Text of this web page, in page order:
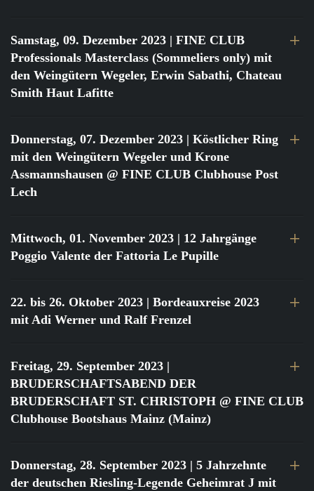
Samstag, 09. Dezember 2023 | FINE CLUB
Professionals Masterclass (Sommeliers only) mit
den Weingütern Wegeler, Erwin Sabathi, Chateau
Smith Haut Lafitte
Donnerstag, 07. Dezember 2023 | Köstlicher Ring
mit den Weingütern Wegeler und Krone
Assmannshausen @ FINE CLUB Clubhouse Post
Lech
Mittwoch, 01. November 2023 | 12 Jahrgänge
Poggio Valente der Fattoria Le Pupille
22. bis 26. Oktober 2023 | Bordeauxreise 2023
mit Adi Werner und Ralf Frenzel
Freitag, 29. September 2023 |
BRUDERSCHAFTSABEND DER
BRUDERSCHAFT ST. CHRISTOPH @ FINE CLUB
Clubhouse Bootshaus Mainz (Mainz)
Donnerstag, 28. September 2023 | 5 Jahrzehnte
der deutschen Riesling-Legende Geheimrat J mit